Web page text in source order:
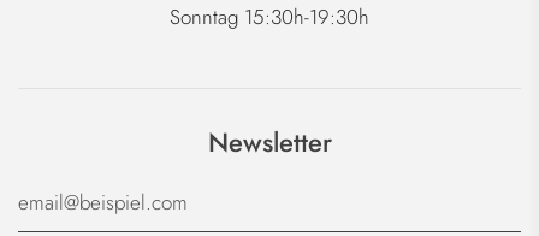
Sonntag 15:30h-19:30h
Newsletter